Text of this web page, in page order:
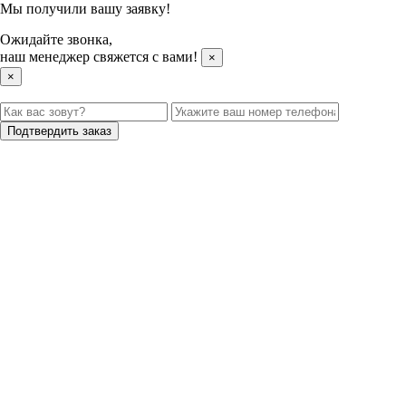
Мы получили вашу заявку!
Ожидайте звонка,
наш менеджер свяжется с вами!
×
×
Подтвердить заказ